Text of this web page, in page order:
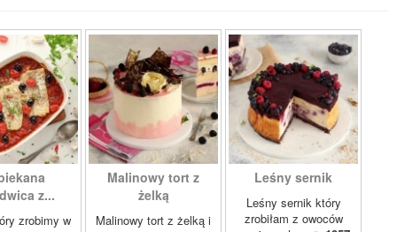
z...
zrobimy w
Malinowy tort z
żelką
Malinowy tort z żelką i
Leśny sernik
Leśny sernik który
zrobiłam z owoców